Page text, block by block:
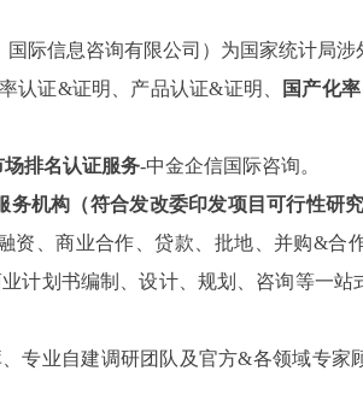
国际信息咨询有限公司）为国家统计局涉
认证&证明、产品认证&证明、 国产化
排名认证服务-中金企信国际咨询。
务机构（符合发改委印发项目可行性研
资、商业合作、贷款、批地、并购&合
计划书编制、设计、规划、咨询等一站
专业自建调研团队及官方&各领域专家